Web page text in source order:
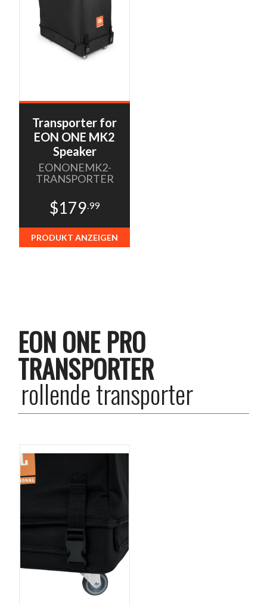
Transporter for
EON ONE MK2
Speaker
EONONEMK2-
TRANSPORTER
$179.99
PRODUKT ANZEIGEN
EON ONE PRO
TRANSPORTER
rollende transporter